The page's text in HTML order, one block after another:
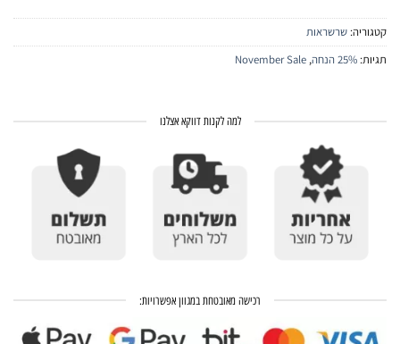
קטגוריה: שרשראות
תגיות: 25% הנחה ,
November Sale
למה לקנות דווקא אצלנו
רכישה מאובטחת במגוון אפשרויות: